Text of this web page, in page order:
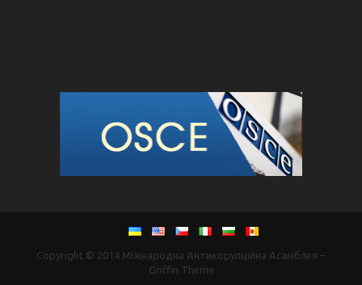
Copyright © 2014 Міжнародна Антикорупційна Асамблея –
Griffin Theme